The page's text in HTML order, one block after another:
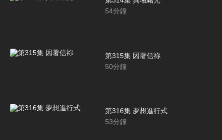
54分鐘
第315集 因著信祢
50分鐘
第316集 夢想進行式
53分鐘